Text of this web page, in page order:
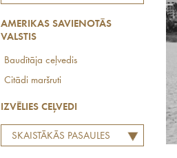
AMERIKAS SAVIENOTĀS
VALSTIS
Baudītāja ceļvedis
Citādi maršruti
IZVĒLIES CEĻVEDI
SKAISTĀKĀS PASAULES